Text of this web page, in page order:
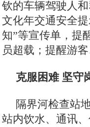
钦的车辆驾驶人
文化年交通安全
知”等宣传单，提
员超载；提醒游
克服困难 坚守
隔界河检查站
站内饮水、通讯